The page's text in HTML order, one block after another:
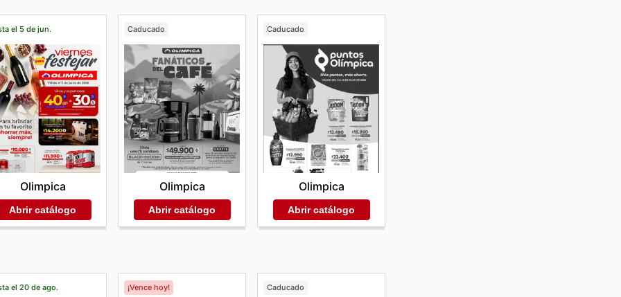
el 5 de jun.
Olimpica
Abrir catálogo
Caducado
Olimpica
Abrir catálogo
Caducado
Olimpica
Abrir catálogo
el 20 de ago. ¡Vence hoy! Caducado